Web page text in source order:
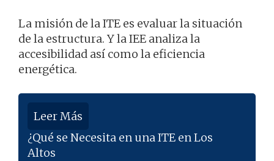
La misión de la ITE es evaluar la situación
de la estructura. Y la IEE analiza la
accesibilidad así como la eficiencia
energética.
Leer Más
¿Qué se Necesita en una ITE en Los
Altos